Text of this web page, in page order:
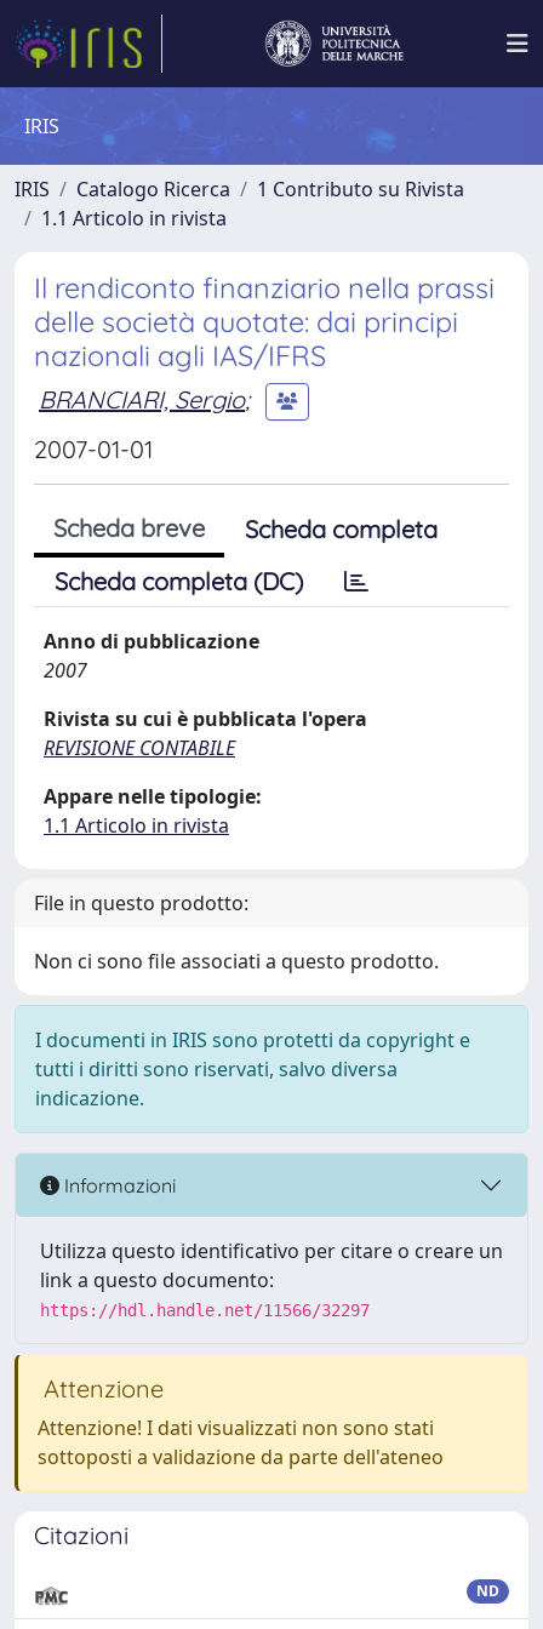
IRIS
IRIS Catalogo Ricerca
1 Contributo su Rivista
1.1 Articolo in rivista
Il rendiconto finanziario nella prassi
delle società quotate: dai principi
nazionali agli IAS/IFRS
BRANCIARI, Sergio;
2007-01-01
Scheda breve
Scheda completa
Scheda completa (DC)
Anno di pubblicazione
2007
Rivista su cui è pubblicata l'opera
REVISIONE CONTABILE
Appare nelle tipologie:
1.1 Articolo in rivista
File in questo prodotto:
Non ci sono file associati a questo prodotto.
I documenti in IRIS sono protetti da copyright e
tutti i diritti sono riservati, salvo diversa
indicazione.
Informazioni
Utilizza questo identificativo per citare o creare un
link a questo documento:
https://hdl.handle.net/11566/32297
Attenzione
Attenzione! I dati visualizzati non sono stati
sottoposti a validazione da parte dell'ateneo
Citazioni
ND